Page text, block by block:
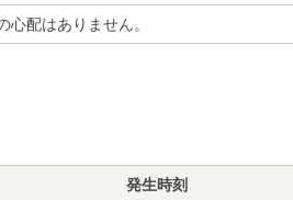
心配はありません。
発生時刻